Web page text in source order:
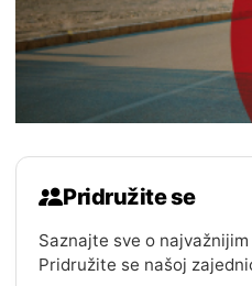
Pridružite se
Saznajte sve o
Pridružite se našoj